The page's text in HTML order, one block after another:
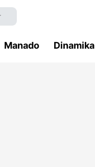
Manado Dinamika